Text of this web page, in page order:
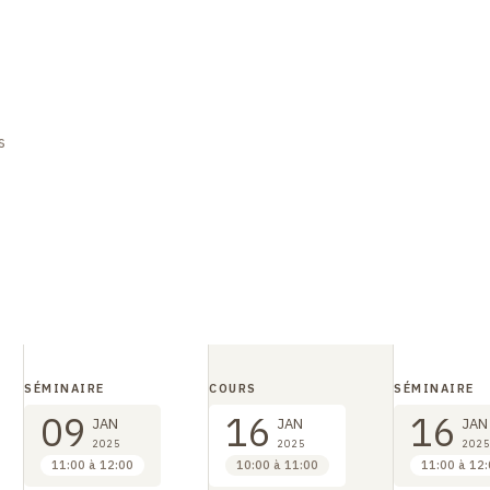
SÉMINAIRE
09 JAN
2025
11:00 à 12:00
COURS
16 JAN
2025
10:00 à 11:00
SÉMINAIRE
16 JAN
2025
11:00 à